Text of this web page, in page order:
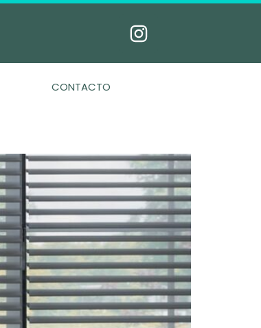
CONTACTO